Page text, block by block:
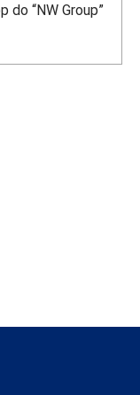
do “NW Group”